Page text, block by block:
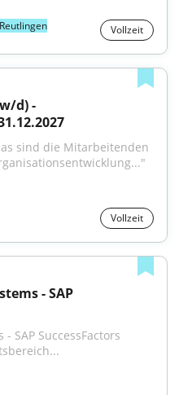
Reutlingen Vollzeit
d) -
sind die Mitarbeitenden
Vollzeit
- SAP
SAP SuccessFactors